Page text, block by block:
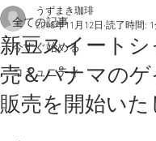
全ての記事
今すぐ始める
コミュニティ
新豆スイートシ
売＆パナマの
販売を開始いた
うずまき珈琲
2018年11月12日 読了時間: